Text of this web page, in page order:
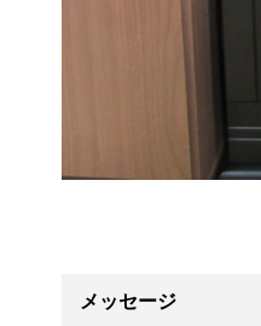
メッセージ